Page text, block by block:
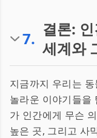
7. 결론:
세계와
지금까지 우리는
놀라운 이야기들
가 인간에게 무슨
높은 곳, 그리고 사